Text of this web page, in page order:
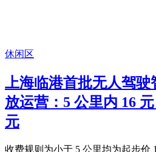
休闲区
上海临港首批无人驾驶
放运营：5 公里内 16
元
收费规则为小于 5 公里均为起步价